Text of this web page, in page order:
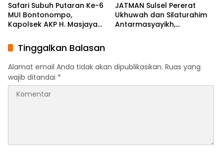
Safari Subuh Putaran Ke-6
MUI Bontonompo,
Kapolsek AKP H. Masjaya
Masyarakat Jaga
Kamtibmas
JATMAN Sulsel Pererat
Ukhuwah dan Silaturahim
Antarmasyayikh,
Tinggalkan Balasan
Alamat email Anda tidak akan dipublikasikan. Ruas yang
wajib ditandai *